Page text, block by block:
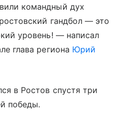
командный дух
гандбол — это
уровень! — написал
глава региона Юрий
в Ростов спустя три
победы.